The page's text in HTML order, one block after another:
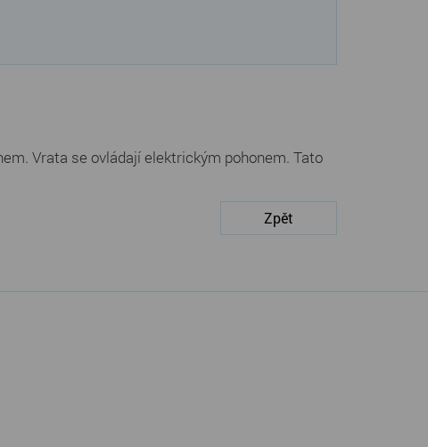
Vrata se ovládají elektrickým pohonem. Tato
Zpět